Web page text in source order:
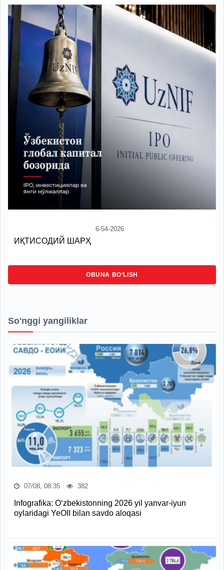
6-54-2026
ИҚТИСОДИЙ ШАРҲ
OBUNA BO‘LISH
So'nggi yangiliklar
07/08, 08:35 382
Infografika: O‘zbekistonning 2026 yil yanvar-iyun
oylaridagi YeOII bilan savdo aloqasi